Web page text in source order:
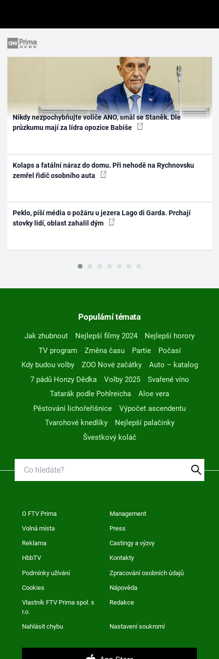
Nikdy nezpochybňujte voliče ANO, smál se Staněk. Dle
průzkumu mají za lídra opozice Babiše
Kolaps a fatální náraz do domu. Při nehodě na Rychnovsku
zemřel řidič osobního auta
Peklo, píší média o požáru u jezera Lago di Garda. Prchají
stovky lidí, oblast zahalil dým
Populární témata
Jak zhubnout Nejlepší filmy 2024
Nejlepší horory
TV program
Změna času Partie
Počasí
Kdy budou volby
ZOO Nové začátky
Auto – katalog
7 pádů Honzy Dědka
Volby 2025
Svařené víno
Tatarák podle Pohlreicha
Aloe vera
Pěstování lichořeřišnice
Výpočet ascendentu
Tvarohové knedlíky
Nejlepší palačinky
Švestkový koláč
O FTV Prima Management
Volná místa Press
Reklama Castingy a výzvy
HbbTV Kontakty
Podmínky užívání Zpracování osobních údajů
Cookies Nápověda
Vlastník FTV Prima spol. s
r.o.
Redakce
Nahlásit chybu Nastavení soukromí